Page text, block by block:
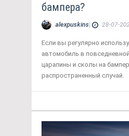
бампера?
alexpuskins| 28-07-
Если вы регулярно
автомобиль в
царапины и сколы на
распространенный случай.